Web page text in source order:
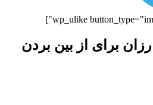
برای از بین بردن